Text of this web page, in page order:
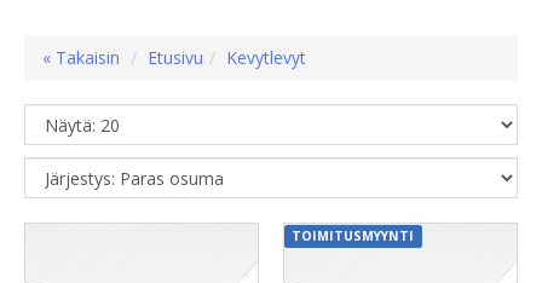
« Takaisin Etusivu Kevytlevyt
TOIMITUSMYYNTI